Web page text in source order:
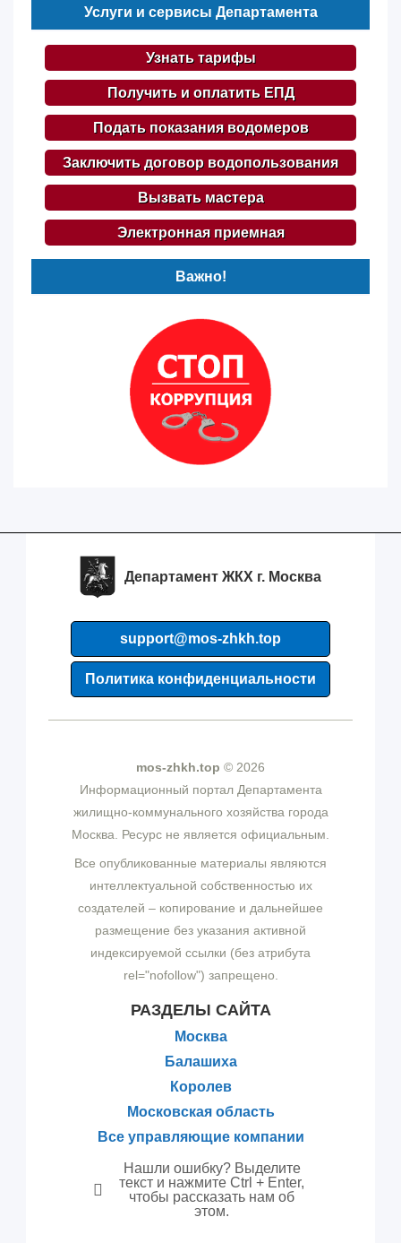
Услуги и сервисы Департамента
Узнать тарифы
Получить и оплатить ЕПД
Подать показания водомеров
Заключить договор водопользования
Вызвать мастера
Электронная приемная
Важно!
Департамент ЖКХ г. Москва
support@mos-zhkh.top
Политика конфиденциальности
mos-zhkh.top © 2026
Информационный портал Департамента
жилищно-коммунального хозяйства города
Москва. Ресурс не является официальным.
Все опубликованные материалы являются
интеллектуальной собственностью их
создателей – копирование и дальнейшее
размещение без указания активной
индексируемой ссылки (без атрибута
rel="nofollow") запрещено.
РАЗДЕЛЫ САЙТА
Москва
Балашиха
Королев
Московская область
Все управляющие компании
Нашли ошибку? Выделите
текст и нажмите Ctrl + Enter,
чтобы рассказать нам об
этом.